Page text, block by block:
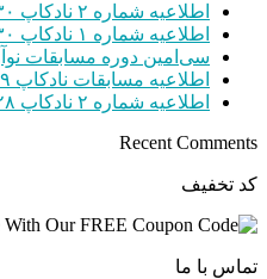
اطلاعیه شماره ۲ نادکاپ ۳۰ – ثبت‌نام
اطلاعیه شماره ۱ نادکاپ ۳۰ – قوانین
سی‌امین دوره مسابقات
اطلاعیه مسابقات نادکاپ ۲۹
اطلاعیه شماره ۲ نادکاپ ۲۸ – ثبت‌نام
Recent Comments
کد تخفیف
تماس با ما